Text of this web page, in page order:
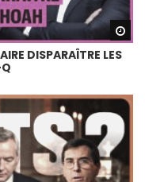
DISPARAÎTRE LES